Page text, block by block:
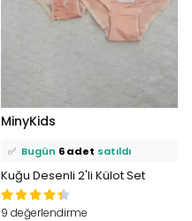
MinyKids
⭐️ Bu ürünü19 kişifavoriledi!
🛒 11 kişisepetine ekledi!
✅ Bugün 6 adet satıldı
Kuğu Desenli 2'li Külot Set
9 değerlendirme